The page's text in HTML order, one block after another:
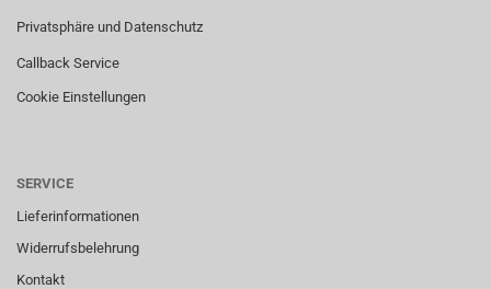
Privatsphäre und Datenschutz
Callback Service
Cookie Einstellungen
SERVICE
Lieferinformationen
Widerrufsbelehrung
Kontakt